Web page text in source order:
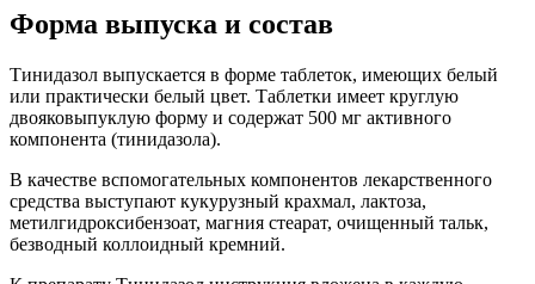
Форма выпуска и состав
Тинидазол выпускается в форме таблеток, имеющих белый
или практически белый цвет. Таблетки имеет круглую
двояковыпуклую форму и содержат 500 мг активного
компонента (тинидазола).
В качестве вспомогательных компонентов лекарственного
средства выступают кукурузный крахмал, лактоза,
метилгидроксибензоат, магния стеарат, очищенный тальк,
безводный коллоидный кремний.